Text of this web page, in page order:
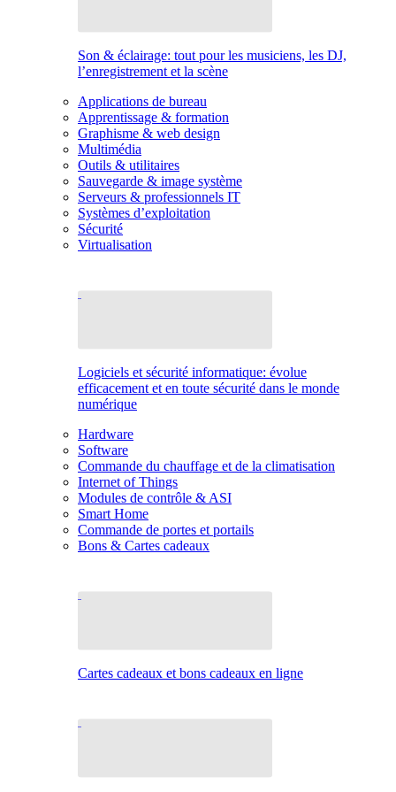
Son & éclairage: tout pour les musiciens, les DJ,
l’enregistrement et la scène
Applications de bureau
Apprentissage & formation
Graphisme & web design
Multimédia
Outils & utilitaires
Sauvegarde & image système
Serveurs & professionnels IT
Systèmes d’exploitation
Sécurité
Virtualisation
Logiciels et sécurité informatique: évolue
efficacement et en toute sécurité dans le monde
numérique
Hardware
Software
Commande du chauffage et de la climatisation
Internet of Things
Modules de contrôle & ASI
Smart Home
Commande de portes et portails
Bons & Cartes cadeaux
Cartes cadeaux et bons cadeaux en ligne